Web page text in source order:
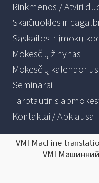
Rinkmenos / Atviri
Skaičiuoklės ir
Sąskaitos ir įmokų
Mokesčių žinynas
Mokesčių kalendorius
Seminarai
Tarptautinis
Kontaktai / Apklausa
VMI Machine
VMI